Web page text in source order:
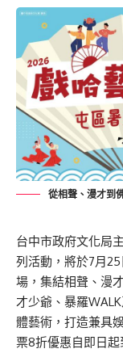
從相聲、漫才到
台中市政府文化局
列活動，將於7月
場，集結相聲、漫
才少爺、暴羅
體藝術，打造兼具
票8折優惠自即日